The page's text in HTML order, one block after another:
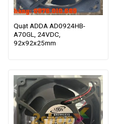
Quạt ADDA AD0924HB-
A70GL, 24VDC,
92x92x25mm